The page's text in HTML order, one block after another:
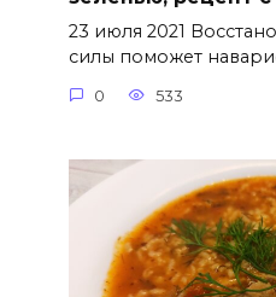
23 июля 2021
силы поможет
0 533